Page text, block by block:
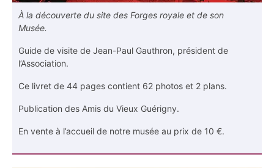
À la découverte du site des Forges royale et de son
Musée.
Guide de visite de Jean-Paul Gauthron, président de
l’Association.
Ce livret de 44 pages contient 62 photos et 2 plans.
Publication des Amis du Vieux Guérigny.
En vente à l’accueil de notre musée au prix de 10 €.